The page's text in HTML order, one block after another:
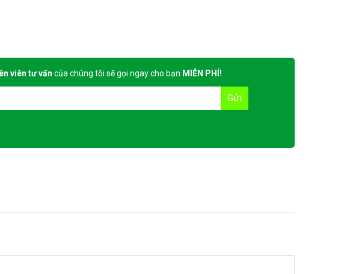
viên tư vấn của chúng tôi sẽ gọi ngay cho bạn MIỄN PHÍ!